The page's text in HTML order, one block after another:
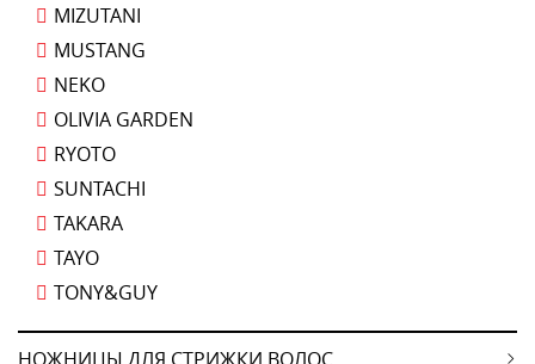
MIZUTANI
MUSTANG
NEKO
OLIVIA GARDEN
RYOTO
SUNTACHI
TAKARA
TAYO
TONY&GUY
НОЖНИЦЫ ДЛЯ СТРИЖКИ ВОЛОС